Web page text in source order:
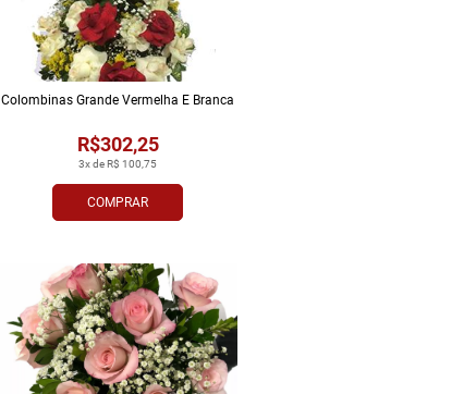
COMPRAR
3x de R$ 100,75
R$302,25
Colombinas Grande Vermelha E Branca